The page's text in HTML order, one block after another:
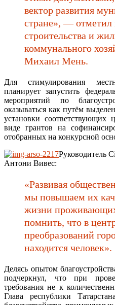
вектор развития
стране», — отметил
строительства и
коммунального
Михаил Мень.
Для стимулирования
планирует запустить
мероприятий по
оказываться как путём
установки соответствующих
виде грантов на
отобранных на конкурсной
Руководитель
Антони Вивес:
«Развивая
мы повышаем их
жизни
помнить, что в
преобразований
находится человек».
Делясь опытом
подчеркнул, что при
требования не к
Глава республики